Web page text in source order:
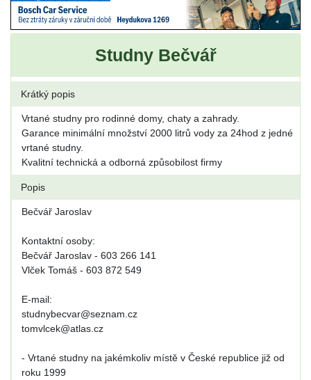
Studny Bečvář
Krátký popis
Vrtané studny pro rodinné domy, chaty a zahrady.
Garance minimální množství 2000 litrů vody za 24hod z jedné
vrtané studny.
Kvalitní technická a odborná způsobilost firmy
Popis
Bečvář Jaroslav
Kontaktní osoby:
Bečvář Jaroslav - 603 266 141
Vlček Tomáš - 603 872 549
E-mail:
studnybecvar@seznam.cz
tomvlcek@atlas.cz
- Vrtané studny na jakémkoliv místě v České republice již od
roku 1999